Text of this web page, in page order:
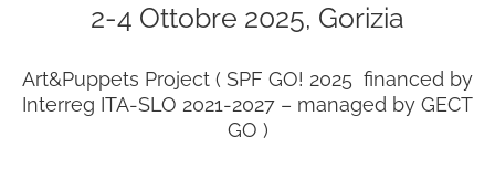
2-4 Ottobre 2025, Gorizia
Art&Puppets Project ( SPF GO! 2025 financed by
Interreg ITA-SLO 2021-2027 – managed by GECT
GO )